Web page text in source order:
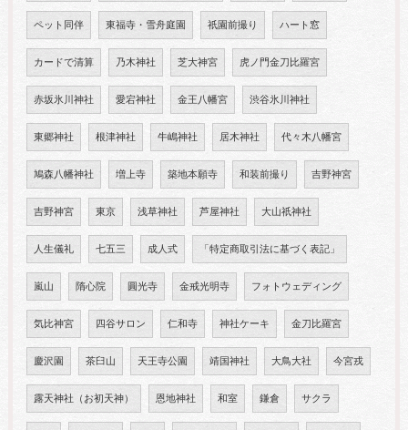
ペット同伴 東福寺・雪舟庭園 祇園前撮り ハート窓
カードで清算 乃木神社 芝大神宮 虎ノ門金刀比羅宮
赤坂氷川神社 愛宕神社 金王八幡宮 渋谷氷川神社
東郷神社 根津神社 牛嶋神社 居木神社 代々木八幡宮
鳩森八幡神社 増上寺 築地本願寺 和装前撮り 吉野神宮
吉野神宮 東京 浅草神社 芦屋神社 大山祇神社
人生儀礼 七五三 成人式 「特定商取引法に基づく表記」
嵐山 隋心院 圓光寺 金戒光明寺 フォトウェディング
気比神宮 四谷サロン 仁和寺 神社ケーキ 金刀比羅宮
慶沢園 茶臼山 天王寺公園 靖国神社 大鳥大社 今宮戎
露天神社（お初天神） 恩地神社 和室 鎌倉 サクラ